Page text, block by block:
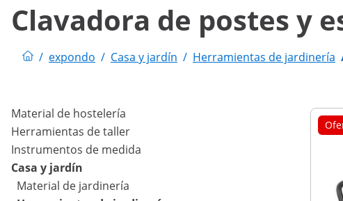
Clavadora de postes y
/ expondo / Casa y jardín / Herramientas de jardinería
Material de hostelería
Herramientas de taller
Instrumentos de medida
Casa y jardín
Material de jardinería